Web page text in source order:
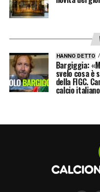
HANNO DETTO
Bargiggia:
svelo cosa è
della FIGC.
calcio